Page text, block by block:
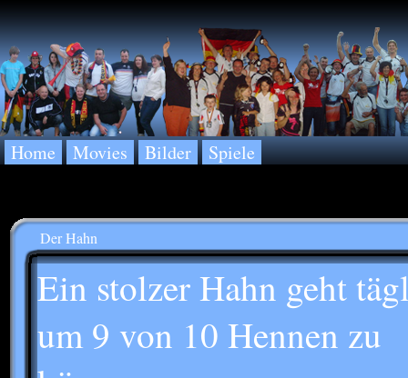
Home Movies Bilder Spiele
Der Hahn
Ein stolzer Hahn geht
um 9 von 10 Hennen zu